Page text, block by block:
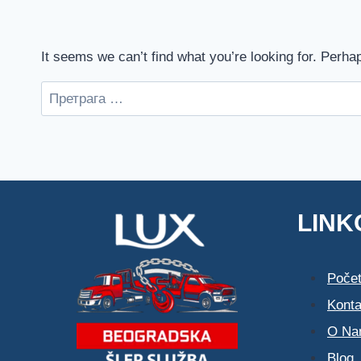
It seems we can’t find what you’re looking for.
Претрага
за:
O
Blog